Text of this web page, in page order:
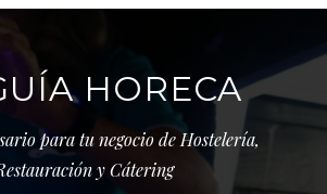
HORECA
para tu negocio de Hostelería,
y Cátering